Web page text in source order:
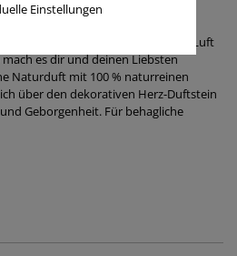
Vanille und Ylang Ylang in der Luft
es dir und deinen Liebsten
Naturduft mit 100 % naturreinen
über den dekorativen Herz-Duftstein
Geborgenheit. Für behagliche
Einstellungen